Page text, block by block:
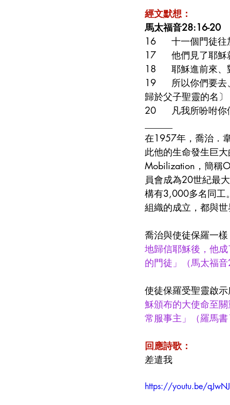
經文默想：
馬太福音28:16-20
16     十一個門徒
17     他們見了耶
18     耶穌進前來
19     所以你們要
歸於父子聖靈的名〕
20     凡我所吩咐
在1957年，喬治．
此他的生命發生巨
Mobilization，簡稱
員會成為20世紀最
構有3,000多名同工
組織的成立，都與
喬治與使徒保羅一
地歸信耶穌後，他
的門徒」（馬太福
使徒保羅受聖靈啟
穌頒布的大使命至
常服事主」（羅馬
回應詩歌：
差遣我
https://youtu.be/